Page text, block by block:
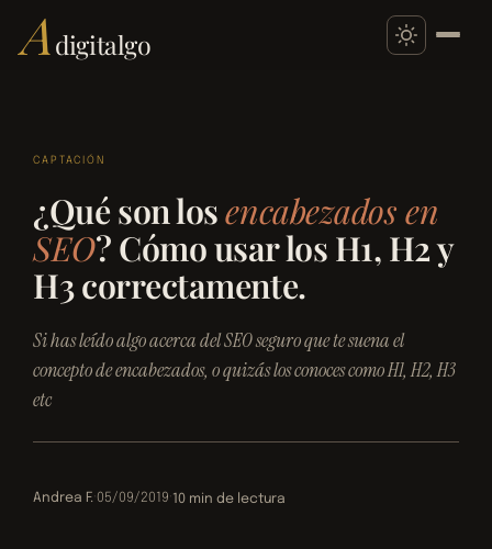
contenido
Adigitalgo
CAPTACIÓN
¿Qué son losencabezados en
SEO? Cómo usar los H1, H2 y
H3 correctamente.
Si has leído algo acerca del SEO seguro que te suena el
concepto de encabezados, o quizás los conoces como H1, H2, H3
etc
Andrea F.·05/09/2019·10 min de lectura